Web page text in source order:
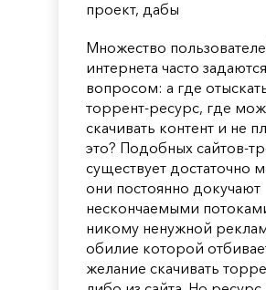
проект, дабы
Множество
интернета часто задаются
вопросом: а где
торрент-ресурс, где
скачивать контент и не
это? Подобных сайтов-
существует достаточно
они постоянно докучают
нескончаемыми
никому ненужной
обилие которой
желание скачивать